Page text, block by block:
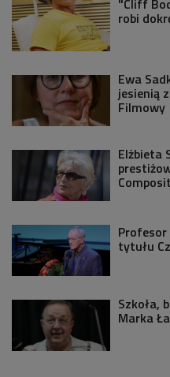
"Cliff
robi
Ewa
jesienią
Filmowy
Elżbieta
tytułu
Szkoła,
Marka